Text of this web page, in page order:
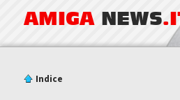
AMIGA NEWS
Indice